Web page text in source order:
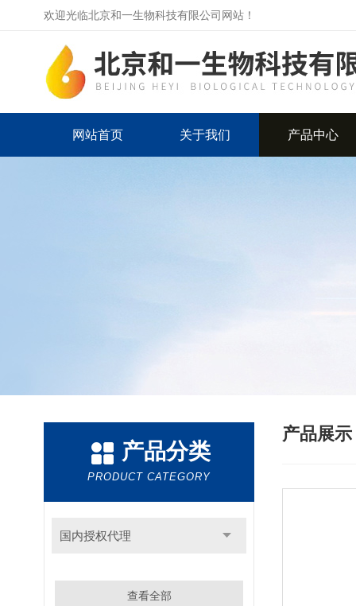
欢迎光临北京和一生物科技有限公司网站！
网站首页 关于我们 产品中心
产品分类
PRODUCT CATEGORY
国内授权代理
查看全部
产品展示